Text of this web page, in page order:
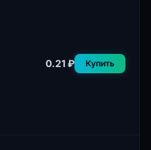
0.21 ₽ Купить